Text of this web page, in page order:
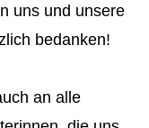
uns und unsere
bedanken!
an alle